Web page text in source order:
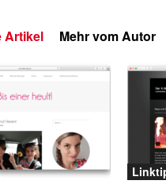
Artikel Mehr vom Autor